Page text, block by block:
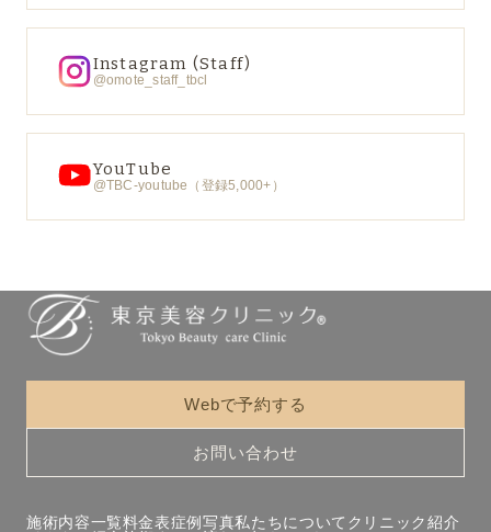
Instagram (Staff)
@omote_staff_tbcl
YouTube
@TBC-youtube（登録5,000+）
Webで予約する
お問い合わせ
施術内容一覧料金表症例写真私たちについて クリニック紹介